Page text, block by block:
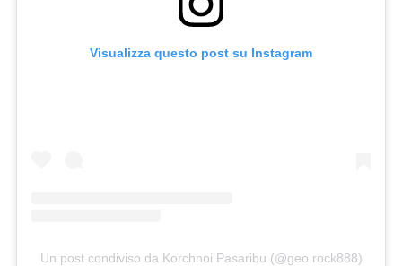
Visualizza questo post su Instagram
Un post condiviso da Korchnoi Pasaribu (@geo.rock888)